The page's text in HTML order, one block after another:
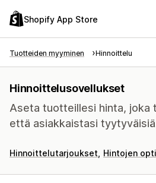
Shopify App Store
Tuotteiden myyminen Hinnoittelu
Hinnoittelusovellukset
Aseta tuotteillesi hinta, joka
että asiakkaistasi
Hinnoittelutarjoukset Hintojen